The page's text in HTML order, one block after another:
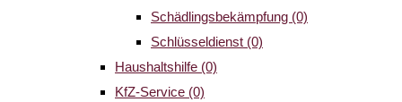
Schädlingsbekämpfung (0)
Schlüsseldienst (0)
Haushaltshilfe (0)
KfZ-Service (0)